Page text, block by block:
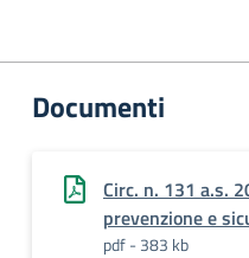
Documenti
Circ. n. 131 a.s.
prevenzione e
pdf - 383 kb